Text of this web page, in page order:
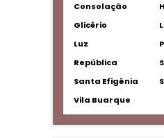
Consolação
Glicério
Luz
República
Santa Efigênia
Vila Buarque